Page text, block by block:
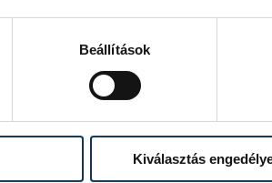
Beállítások
Kiválasztás
is felbukkannak.
leginkább„hogyan jutott ez